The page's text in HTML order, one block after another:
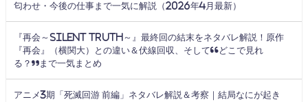
匂わせ・今後の仕事まで一気に解説（2026年4月最新）
『再会～Silent Truth～』最終回の結末をネタバレ解説！原作
『再会』（横関大）との違い＆伏線回収、そして“どこで見れ
る？”まで一気まとめ
アニメ3期「死滅回游 前編」ネタバレ解説＆考察｜結局なにが起き